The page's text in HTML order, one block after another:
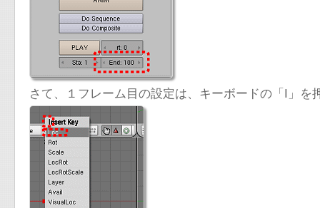
さて、１フレーム目の設定は、キーボードの「I」